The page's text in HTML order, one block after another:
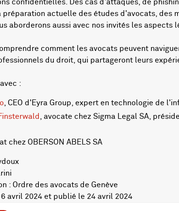
confidentielles. Des cas d'attaques, de
préparation actuelle des études d'avocats,
aborderons aussi avec nos invités les aspects
comment les avocats peuvent
du droit, qui partageront leurs
:
, CEO d'Eyra Group, expert en technologie de
, avocate chez Sigma Legal SA,
chez OBERSON ABELS SA
: Ordre des avocats de Genève
avril 2024 et publié le 24 avril 2024